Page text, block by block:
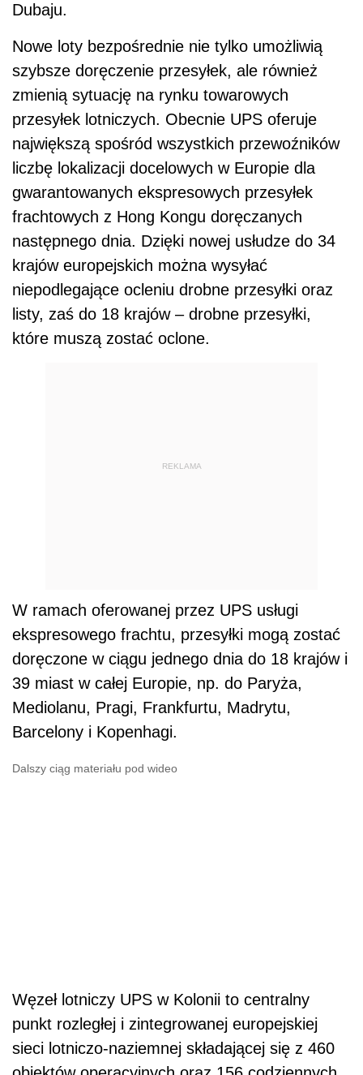
Dubaju.
Nowe loty bezpośrednie nie tylko umożliwią
szybsze doręczenie przesyłek, ale również
zmienią sytuację na rynku towarowych
przesyłek lotniczych. Obecnie UPS oferuje
największą spośród wszystkich przewoźników
liczbę lokalizacji docelowych w Europie dla
gwarantowanych ekspresowych przesyłek
frachtowych z Hong Kongu doręczanych
następnego dnia. Dzięki nowej usłudze do 34
krajów europejskich można wysyłać
niepodlegające ocleniu drobne przesyłki oraz
listy, zaś do 18 krajów – drobne przesyłki,
które muszą zostać oclone.
REKLAMA
W ramach oferowanej przez UPS usługi
ekspresowego frachtu, przesyłki mogą zostać
doręczone w ciągu jednego dnia do 18 krajów i
39 miast w całej Europie, np. do Paryża,
Mediolanu, Pragi, Frankfurtu, Madrytu,
Barcelony i Kopenhagi.
Dalszy ciąg materiału pod wideo
Węzeł lotniczy UPS w Kolonii to centralny
punkt rozległej i zintegrowanej europejskiej
sieci lotniczo-naziemnej składającej się z 460